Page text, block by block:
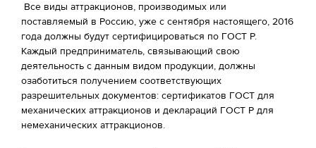
Все виды аттракционов, производимых или
поставляемый в Россию, уже с сентября настоящего, 2016
года должны будут сертифицироваться по ГОСТ Р.
Каждый предприниматель, связывающий свою
деятельность с данным видом продукции, должны
озаботиться получением соответствующих
разрешительных документов: сертификатов ГОСТ для
механических аттракционов и деклараций ГОСТ Р для
немеханических аттракционов.